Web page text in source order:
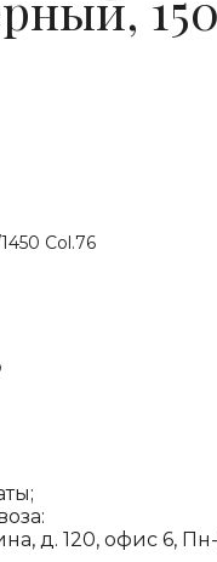
Col.76
д. 120, офис 6,